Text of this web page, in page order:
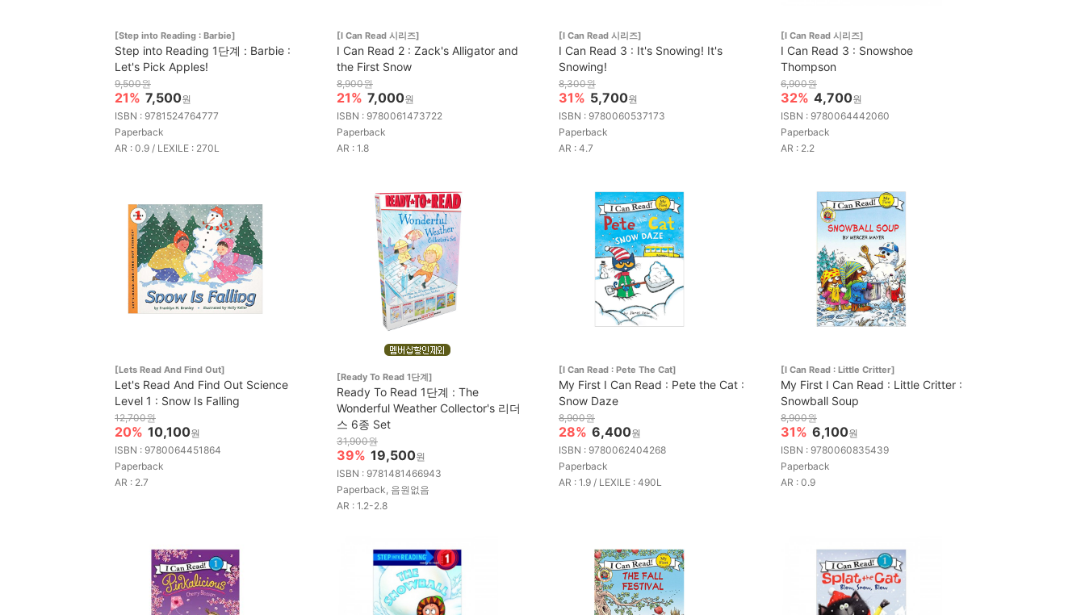
[Step into Reading : Barbie]
Step into Reading 1단계 : Barbie :
Let's Pick Apples!
9,500원
21% 7,500원
ISBN : 9781524764777
Paperback
AR : 0.9 / LEXILE : 270L
[I Can Read 시리즈]
I Can Read 2 : Zack's Alligator and
the First Snow
8,900원
21% 7,000원
ISBN : 9780061473722
Paperback
AR : 1.8
[I Can Read 시리즈]
I Can Read 3 : It's Snowing! It's
Snowing!
8,300원
31% 5,700원
ISBN : 9780060537173
Paperback
AR : 4.7
[I Can Read 시리즈]
I Can Read 3 : Snowshoe
Thompson
6,900원
32% 4,700원
ISBN : 9780064442060
Paperback
AR : 2.2
[Lets Read And Find Out]
Let's Read And Find Out Science
Level 1 : Snow Is Falling
12,700원
20% 10,100원
ISBN : 9780064451864
Paperback
AR : 2.7
[Ready To Read 1단계]
Ready To Read 1단계 : The
Wonderful Weather Collector's 리더
스 6종 Set
31,900원
39% 19,500원
ISBN : 9781481466943
Paperback, 음원없음
AR : 1.2-2.8
[I Can Read : Pete The Cat]
My First I Can Read : Pete the Cat :
Snow Daze
8,900원
28% 6,400원
ISBN : 9780062404268
Paperback
AR : 1.9 / LEXILE : 490L
[I Can Read : Little Critter]
My First I Can Read : Little Critter :
Snowball Soup
8,900원
31% 6,100원
ISBN : 9780060835439
Paperback
AR : 0.9